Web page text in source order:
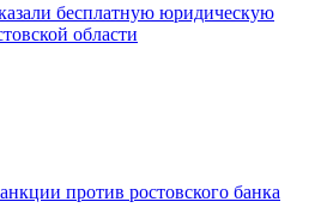
бесплатную юридическую
области
против ростовского банка